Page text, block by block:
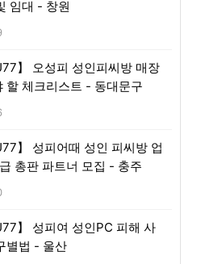
임대 - 창원
】 오성피 성인피씨방 매장
할 체크리스트 - 동대문구
】 성피어때 성인 피씨방 업
총판 파트너 모집 - 충주
】 성피여 성인PC 피해 사
별법 - 울산